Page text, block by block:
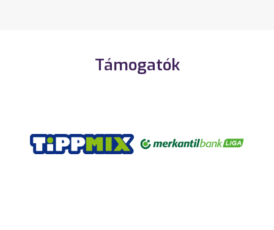
Támogatók